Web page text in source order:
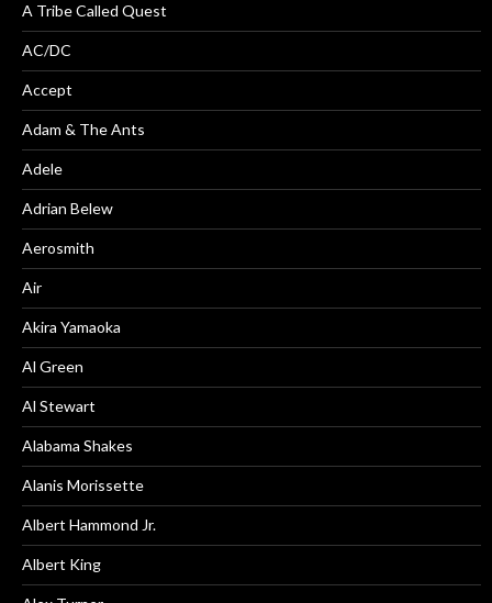
A Tribe Called Quest
AC/DC
Accept
Adam & The Ants
Adele
Adrian Belew
Aerosmith
Air
Akira Yamaoka
Al Green
Al Stewart
Alabama Shakes
Alanis Morissette
Albert Hammond Jr.
Albert King